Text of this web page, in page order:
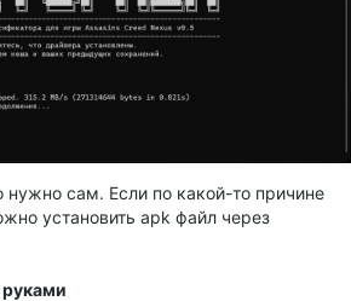
нужно сам. Если по какой-то причине
установить apk файл через
руками